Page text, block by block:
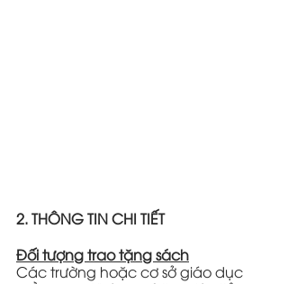
2. THÔNG TIN CHI TIẾT
Đối tượng trao tặng sách
Các trường hoặc cơ sở giáo dục